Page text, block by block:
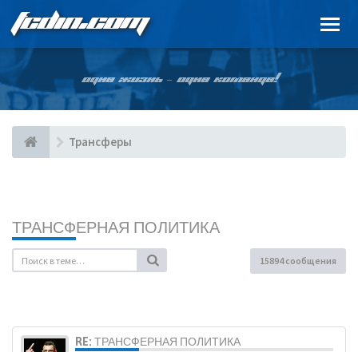
FCDIN.COM
ОДНА ЖИЗНЬ – ОДНА КОМАНДА!
Трансферы
ТРАНСФЕРНАЯ ПОЛИТИКА
15894 сообщения
RE: ТРАНСФЕРНАЯ ПОЛИТИКА